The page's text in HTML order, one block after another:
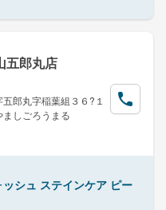
郎丸店
郎丸字稲葉組３６?１
しごろうまる
シュ ステインケア ピー